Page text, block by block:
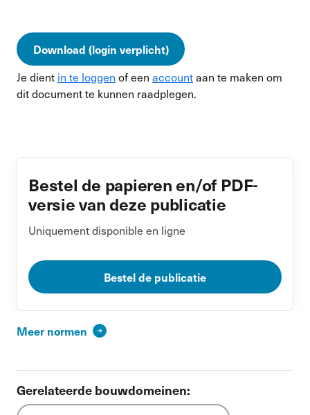
Download (login verplicht)
Je dient in te loggen of een accountaan te maken om
dit document te kunnen raadplegen.
Bestel de papieren en/of PDF-
versie van deze publicatie
Uniquement disponible en ligne
Bestel de publicatie
Meer normen
Gerelateerde bouwdomeinen: